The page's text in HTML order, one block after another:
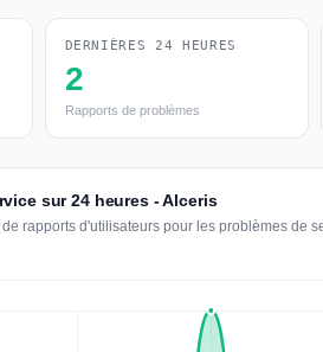
DERNIÈRES 24 HEURES
2
Rapports de problèmes
sur 24 heures - Alceris
rapports d'utilisateurs pour les problèmes de